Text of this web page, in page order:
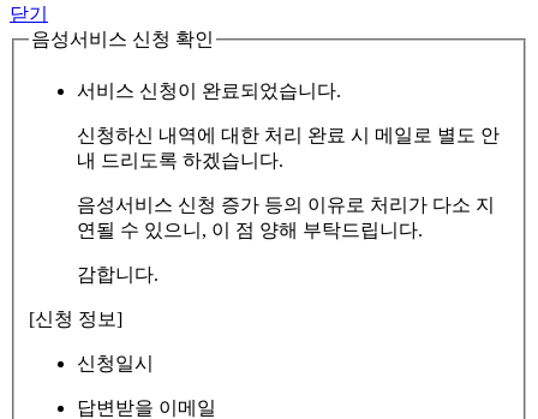
닫기
음성서비스 신청 확인
서비스 신청이 완료되었습니다.
신청하신 내역에 대한 처리 완료 시 메일로 별도 안
내 드리도록 하겠습니다.
음성서비스 신청 증가 등의 이유로 처리가 다소 지
연될 수 있으니, 이 점 양해 부탁드립니다.
감합니다.
[신청 정보]
신청일시
답변받을 이메일